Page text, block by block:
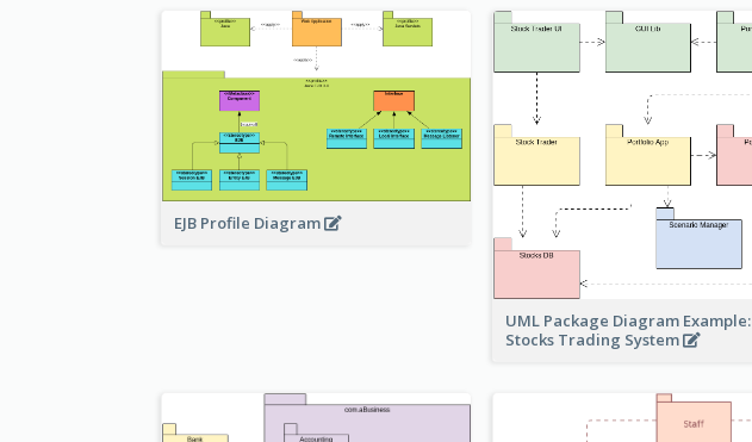
EJB Profile Diagram
UML Package Diagram Example:
Stocks Trading System